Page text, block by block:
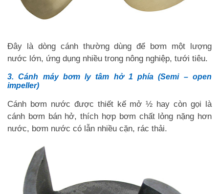
Đây là dòng cánh thường dùng để bơm một lượng
nước lớn, ứng dụng nhiều trong nông nghiệp, tưới tiêu.
3. Cánh máy bơm ly tâm hở 1 phía (Semi – open
impeller)
Cánh bơm nước được thiết kế mở ½ hay còn gọi là
cánh bơm bán hở, thích hợp bơm chất lỏng nặng hơn
nước, bơm nước có lẫn nhiều cặn, rác thải.